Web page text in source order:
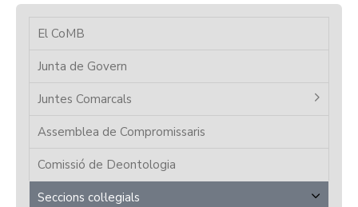
El CoMB
Junta de Govern
Juntes Comarcals
Assemblea de Compromissaris
Comissió de Deontologia
Seccions col·legials